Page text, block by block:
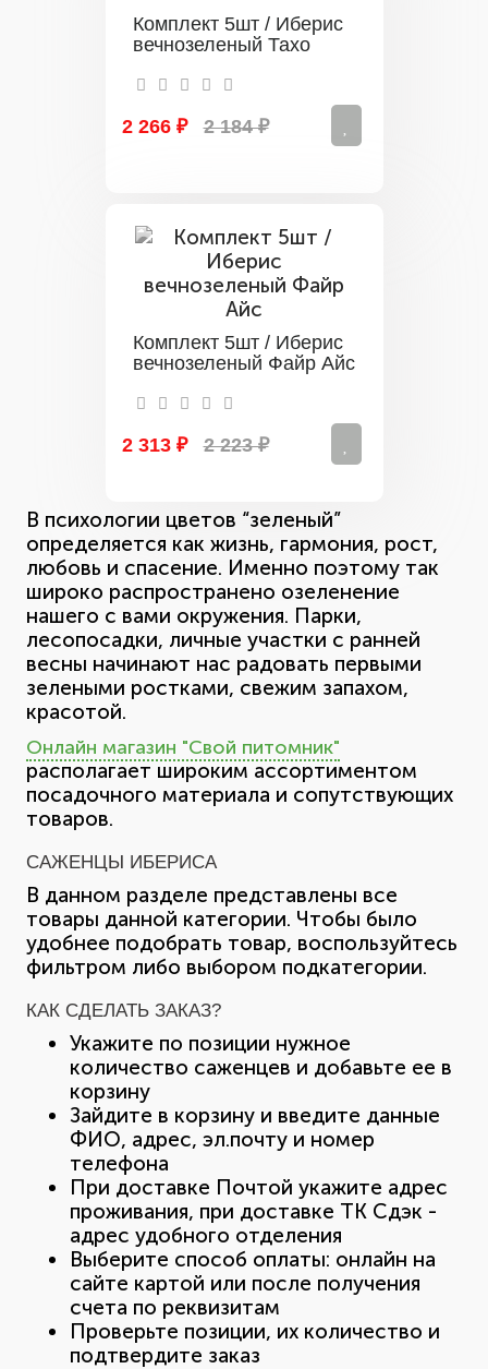
Комплект 5шт / Иберис
вечнозеленый Тахо
2 266 ₽ 2 184 ₽
Комплект 5шт / Иберис
вечнозеленый Файр Айс
2 313 ₽ 2 223 ₽
В психологии цветов “зеленый”
определяется как жизнь, гармония, рост,
любовь и спасение. Именно поэтому так
широко распространено озеленение
нашего с вами окружения. Парки,
лесопосадки, личные участки с ранней
весны начинают нас радовать первыми
зелеными ростками, свежим запахом,
красотой.
Онлайн магазин "Свой питомник"
располагает широким ассортиментом
посадочного материала и сопутствующих
товаров.
САЖЕНЦЫ ИБЕРИСА
В данном разделе представлены все
товары данной категории. Чтобы было
удобнее подобрать товар, воспользуйтесь
фильтром либо выбором подкатегории.
КАК СДЕЛАТЬ ЗАКАЗ?
Укажите по позиции нужное
количество саженцев и добавьте ее в
корзину
Зайдите в корзину и введите данные
ФИО, адрес, эл.почту и номер
телефона
При доставке Почтой укажите адрес
проживания, при доставке ТК Сдэк -
адрес удобного отделения
Выберите способ оплаты: онлайн на
сайте картой или после получения
счета по реквизитам
Проверьте позиции, их количество и
подтвердите заказ